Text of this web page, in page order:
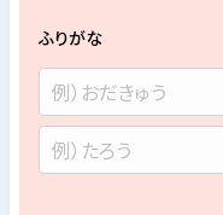
ふりがな